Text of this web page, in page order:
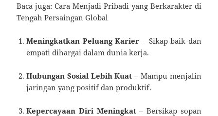
Baca juga: Cara Menjadi Pribadi yang Berkarakter di
Tengah Persaingan Global
Meningkatkan Peluang Karier – Sikap baik dan
empati dihargai dalam dunia kerja.
Hubungan Sosial Lebih Kuat – Mampu menjalin
jaringan yang positif dan produktif.
Kepercayaan Diri Meningkat– Bersikap sopan